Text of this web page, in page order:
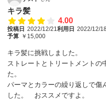
キラ髪
4.00
投稿日 2022/12/21利用日 2022/12/
予算 ￥15,000
キラ髪に挑戦しました。
ストレートとトリートメントの
た。
パーマとカラーの繰り返しで傷
した。 おススメですよ。